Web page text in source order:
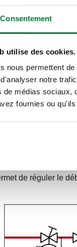
Consentement
utilise des cookies.
nous permettent
notre
de médias sociaux,
fournies ou
(cliquer ici
un débit
de débit et ce,
de réguler le